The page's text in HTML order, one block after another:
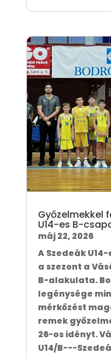
Győzelmekkel
U14-es B-
máj 22, 2026
A Szedeák
a szezont a
B-alakulata.
legénysége
mérkőzést
remek
26-os idényt.
U14/B---